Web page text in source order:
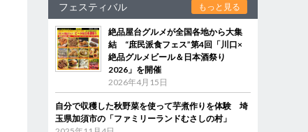
フェスティバル もっと見る
絶品屋台グルメが全国各地から大集
結 “庶民派食フェス”第4回「川口×
絶品グルメビール＆日本酒祭り
2026」を開催
2026年4月15日
自分で収穫した秋野菜を使って芋煮作りを体験 埼
玉県加須市の「ファミリーランドむさしの村」